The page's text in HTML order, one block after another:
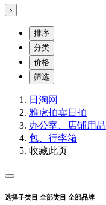
›
排序
分类
价格
筛选
日淘网
雅虎拍卖日拍
办公室、店铺用品
包、行李箱
收藏此页
选择子类目 全部类目 全部品牌